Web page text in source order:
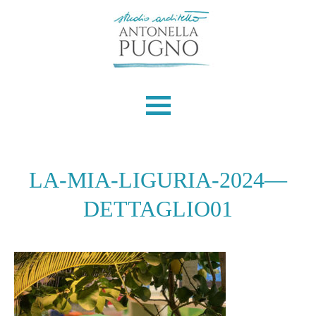
LA-MIA-LIGURIA-2024—
DETTAGLIO01